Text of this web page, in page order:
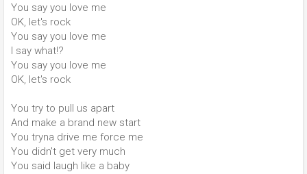
You say you love me
OK, let's rock
You say you love me
I say what!?
You say you love me
OK, let's rock
You try to pull us apart
And make a brand new start
You tryna drive me force me
You didn't get very much
You said laugh like a baby